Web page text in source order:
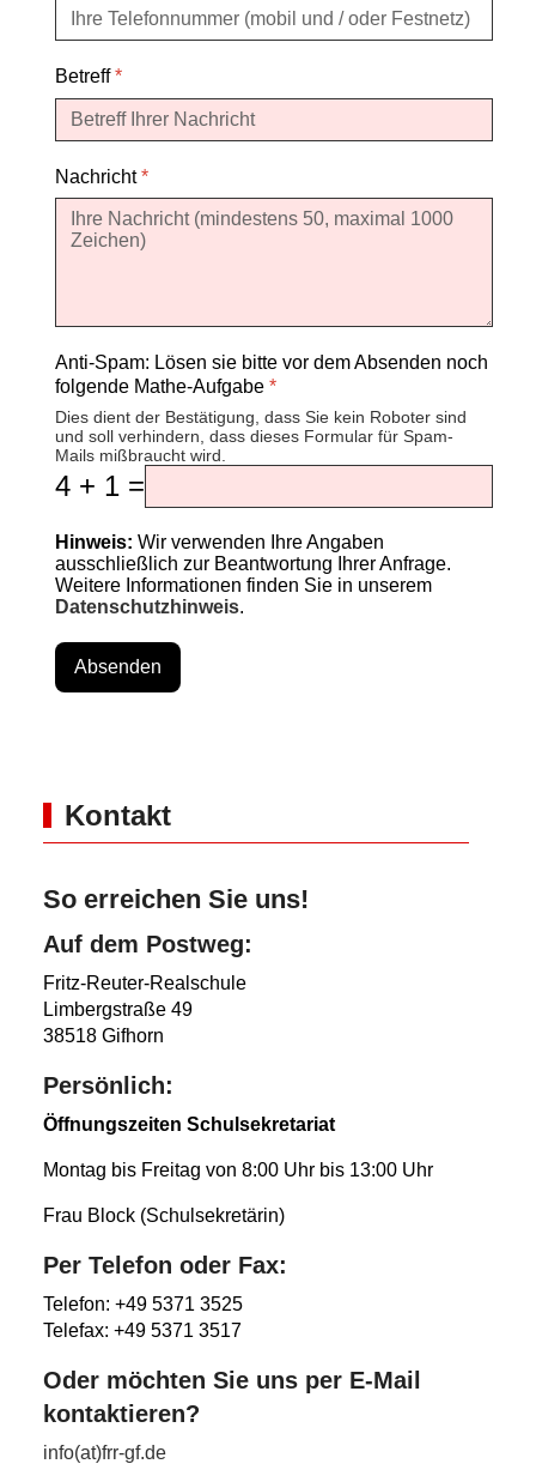
Betreff*
Nachricht*
Anti-Spam: Lösen sie bitte vor dem Absenden noch
folgende Mathe-Aufgabe*
Dies dient der Bestätigung, dass Sie kein Roboter sind
und soll verhindern, dass dieses Formular für Spam-
Mails mißbraucht wird.
4 + 1 =
Hinweis: Wir verwenden Ihre Angaben
ausschließlich zur Beantwortung Ihrer Anfrage.
Weitere Informationen finden Sie in unserem
Datenschutzhinweis.
Absenden
Kontakt
So erreichen Sie uns!
Auf dem Postweg:
Fritz-Reuter-Realschule
Limbergstraße 49
38518 Gifhorn
Persönlich:
Öffnungszeiten Schulsekretariat
Montag bis Freitag von 8:00 Uhr bis 13:00 Uhr
Frau Block (Schulsekretärin)
Per Telefon oder Fax:
Telefon: +49 5371 3525
Telefax: +49 5371 3517
Oder möchten Sie uns per E-Mail
kontaktieren?
info(at)frr-gf.de